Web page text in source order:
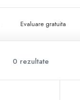
Evaluare gratuita
0 rezultate